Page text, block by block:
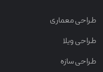
طراحی معماری
طراحی ویلا
طراحی سازه